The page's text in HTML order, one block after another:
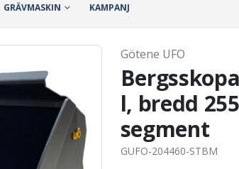
GRÄVMASKIN KAMPANJ
Götene UFO
l, bredd
segment
GUFO-204460-STBM